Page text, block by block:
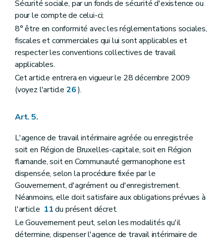
Sécurité sociale, par un fonds de sécurité d'existence ou
pour le compte de celui-ci;
8° être en conformité avec les réglementations sociales,
fiscales et commerciales qui lui sont applicables et
respecter les conventions collectives de travail
applicables.
Cet article entrera en vigueur le 28 décembre 2009
(voyez l'article 26).
Art. 5.
L'agence de travail intérimaire agréée ou enregistrée
soit en Région de Bruxelles-capitale, soit en Région
flamande, soit en Communauté germanophone est
dispensée, selon la procédure fixée par le
Gouvernement, d'agrément ou d'enregistrement.
Néanmoins, elle doit satisfaire aux obligations prévues à
l'article 11du présent décret.
Le Gouvernement peut, selon les modalités qu'il
détermine, dispenser l'agence de travail intérimaire de